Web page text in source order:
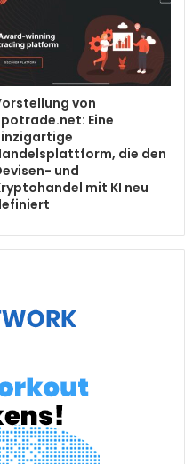
von
Eine
die den
und
mit KI neu